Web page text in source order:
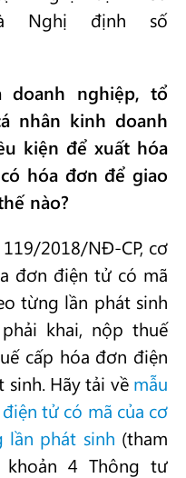
Nghị định số
doanh nghiệp, tổ
nhân kinh doanh
kiện để xuất hóa
hóa đơn để giao
nào?
2018/NĐ-CP, cơ
đơn điện tử có mã
từng lần phát sinh
khai, nộp thuế
cấp hóa đơn điện
Hãy tải về mẫu
tử có mã của cơ
lần phát sinh (tham
4 Thông tư